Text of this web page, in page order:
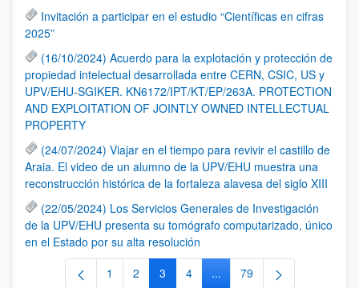
Invitación a participar en el estudio “Científicas en cifras
2025”
(16/10/2024) Acuerdo para la explotación y protección de
propiedad intelectual desarrollada entre CERN, CSIC, US y
UPV/EHU-SGIKER. KN6172/IPT/KT/EP/263A. PROTECTION
AND EXPLOITATION OF JOINTLY OWNED INTELLECTUAL
PROPERTY
(24/07/2024) Viajar en el tiempo para revivir el castillo de
Araia. El video de un alumno de la UPV/EHU muestra una
reconstrucción histórica de la fortaleza alavesa del siglo XIII
(22/05/2024) Los Servicios Generales de Investigación
de la UPV/EHU presenta su tomógrafo computarizado, único
en el Estado por su alta resolución
Página
1 Página
2 Página
3 Página
4 ...Páginas intermedias Use
Página
79